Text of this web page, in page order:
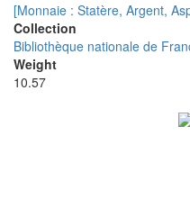
[Monnaie : Statère, Argent,
Collection
Bibliothèque nationale de
Weight
10.57